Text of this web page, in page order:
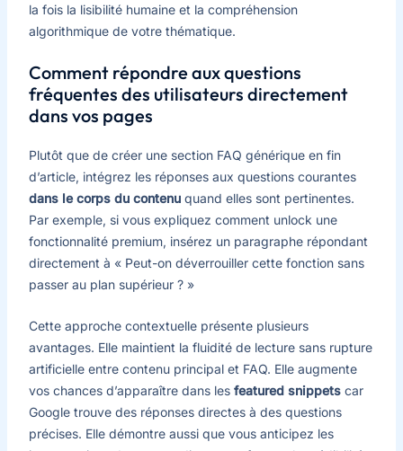
la fois la lisibilité humaine et la compréhension
algorithmique de votre thématique.
Comment répondre aux questions
fréquentes des utilisateurs directement
dans vos pages
Plutôt que de créer une section FAQ générique en fin
d’article, intégrez les réponses aux questions courantes
dans le corps du contenuquand elles sont pertinentes.
Par exemple, si vous expliquez comment unlock une
fonctionnalité premium, insérez un paragraphe répondant
directement à « Peut-on déverrouiller cette fonction sans
passer au plan supérieur ? »
Cette approche contextuelle présente plusieurs
avantages. Elle maintient la fluidité de lecture sans rupture
artificielle entre contenu principal et FAQ. Elle augmente
vos chances d’apparaître dans les featured snippetscar
Google trouve des réponses directes à des questions
précises. Elle démontre aussi que vous anticipez les